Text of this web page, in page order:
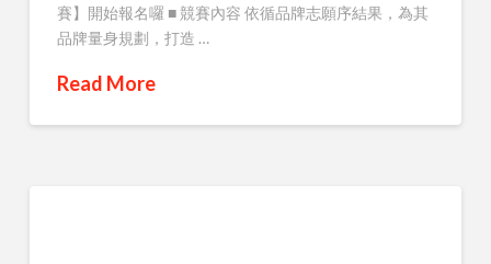
賽】開始報名囉 ■ 競賽內容 依循品牌志願序結果，為其
品牌量身規劃，打造 …
Read More